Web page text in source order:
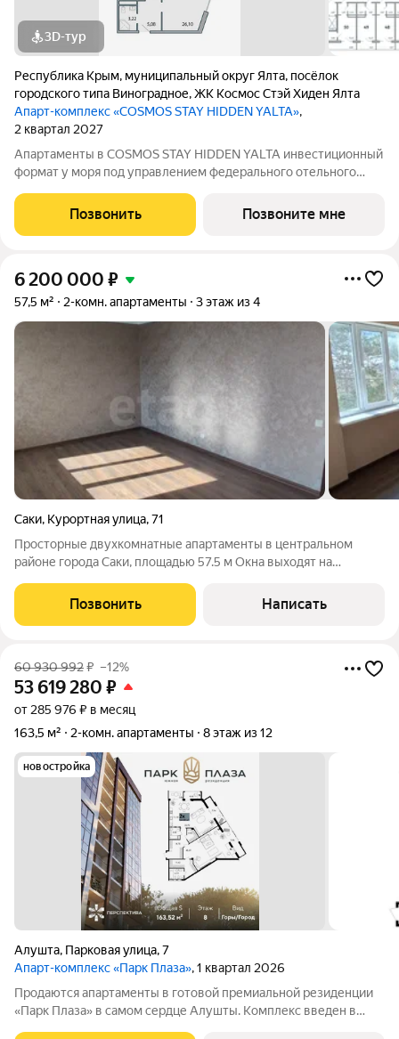
3D-тур
Республика Крым, муниципальный округ Ялта, посёлок
городского типа Виноградное,ЖК Космос Стэй Хиден Ялта
Апарт-комплекс «COSMOS STAY HIDDEN YALTA»,
2 квартал 2027
Апартаменты в COSMOS STAY HIDDEN YALTA инвестиционный
формат у моря под управлением федерального отельного
комплексе COSMOS STAY HIDDEN YALTA в Ялте проекте с
собственной курортной инфраструктурой,
Позвонить Позвоните мне
6 200 000 ₽
57,5 м² 2-комн. апартаменты 3 этаж из 4
Саки, Курортная улица,71
Просторные двухкомнатные апартаменты в центральном
районе города Саки, площадью 57.5 м Окна выходят на
располагается Сакское озеро. Ключевое преимущество
развитая инфраструктура в шаговой
Позвонить Написать
60 930 992₽ –12%
53 619 280 ₽
от 285 976 ₽ в месяц
163,5 м²
2-комн. апартаменты 8 этаж из 12
новостройка
Алушта, Парковая улица,7
Апарт-комплекс «Парк Плаза», 1 квартал 2026
Продаются апартаменты в готовой премиальной резиденции
«Парк Плаза» в самом сердце Алушты. Комплекс введен в